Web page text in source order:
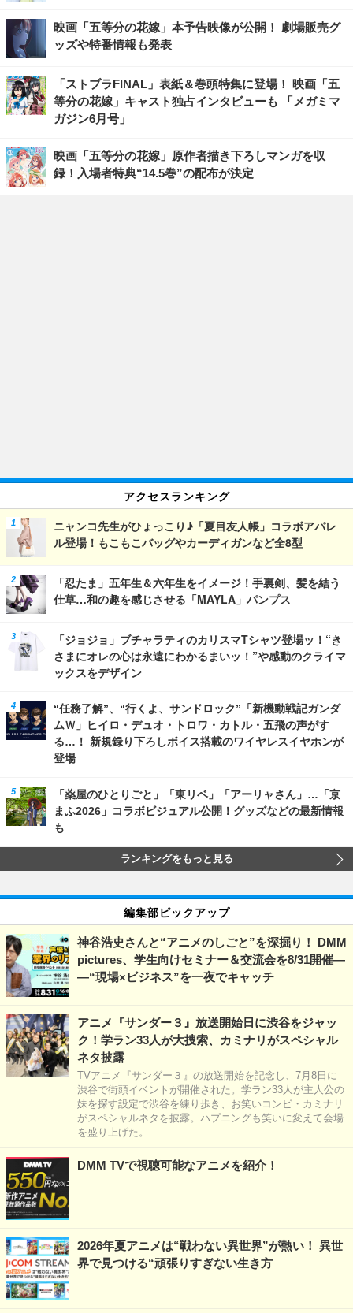
映画「五等分の花嫁」本予告映像が公開！ 劇場販売グ
ッズや特番情報も発表
「ストブラFINAL」表紙＆巻頭特集に登場！ 映画「五
等分の花嫁」キャスト独占インタビューも 「メガミマ
ガジン6月号」
映画「五等分の花嫁」原作者描き下ろしマンガを収
録！入場者特典“14.5巻”の配布が決定
アクセスランキング
ニャンコ先生がひょっこり♪「夏目友人帳」コラボアパレ
ル登場！もこもこバッグやカーディガンなど全8型
「忍たま」五年生＆六年生をイメージ！手裏剣、髪を結う
仕草…和の趣を感じさせる「MAYLA」パンプス
「ジョジョ」ブチャラティのカリスマTシャツ登場ッ！“き
さまにオレの心は永遠にわかるまいッ！”や感動のクライマ
ックスをデザイン
“任務了解”、“行くよ、サンドロック”「新機動戦記ガンダ
ムＷ」ヒイロ・デュオ・トロワ・カトル・五飛の声がす
る…！ 新規録り下ろしボイス搭載のワイヤレスイヤホンが
登場
「薬屋のひとりごと」「東リベ」「アーリャさん」…「京
まふ2026」コラボビジュアル公開！グッズなどの最新情報
も
ランキングをもっと見る
編集部ピックアップ
神谷浩史さんと“アニメのしごと”を深掘り！ DMM
pictures、学生向けセミナー＆交流会を8/31開催―
―“現場×ビジネス”を一夜でキャッチ
アニメ『サンダー３』放送開始日に渋谷をジャッ
ク！学ラン33人が大捜索、カミナリがスペシャル
ネタ披露
TVアニメ『サンダー３』の放送開始を記念し、7月8日に
渋谷で街頭イベントが開催された。学ラン33人が主人公の
妹を探す設定で渋谷を練り歩き、お笑いコンビ・カミナリ
がスペシャルネタを披露。ハプニングも笑いに変えて会場
を盛り上げた。
DMM TVで視聴可能なアニメを紹介！
2026年夏アニメは“戦わない異世界”が熱い！ 異世
界で見つける“頑張りすぎない生き方